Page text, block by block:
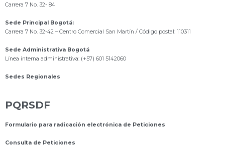
Carrera 7 No. 32- 84
Sede Principal Bogotá:
Carrera 7 No. 32-42 – Centro Comercial San Martín / Código postal: 110311
Sede Administrativa Bogotá
Línea interna administrativa: (+57) 601 5142060
Sedes Regionales
PQRSDF
Formulario para radicación electrónica de Peticiones
Consulta de Peticiones